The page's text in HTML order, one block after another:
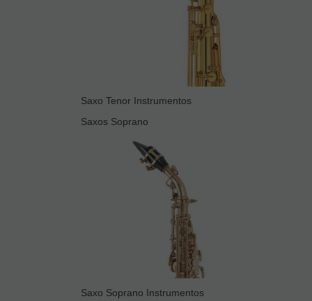
Saxo Tenor Instrumentos
Saxos Soprano
Saxo Soprano Instrumentos